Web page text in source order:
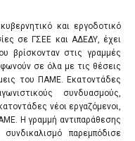
και εργοδοτικό
σε ΓΣΕΕ και ΑΔΕΔΥ, έχει
βρίσκονταν στις γραμμές
σε όλα με τις θέσεις
του ΠΑΜΕ. Εκατοντάδες
συνδυασμούς,
νέοι εργαζόμενοι,
Η γραμμή αντιπαράθεσης
παρεμπόδισε